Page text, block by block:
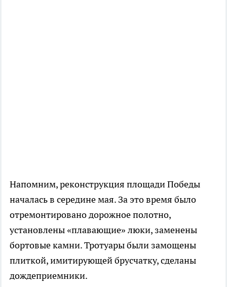
Напомним, реконструкция площади Победы
началась в середине мая. За это время было
отремонтировано дорожное полотно,
установлены «плавающие» люки, заменены
бортовые камни. Тротуары были замощены
плиткой, имитирующей брусчатку, сделаны
дождеприемники.